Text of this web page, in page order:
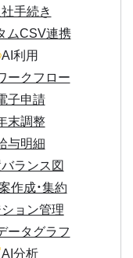
手続き
ムCSV連携
AI利用
ークフロー
子申請
末調整
与明細
ランス図
作成・集約
ョン管理
ータグラフ
AI分析